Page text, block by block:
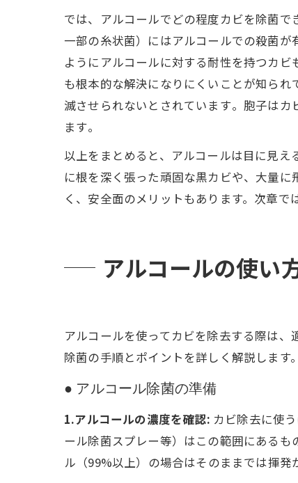
では、アルコールでどの程度カビを除菌
一部の糸状菌）にはアルコールでの殺菌
ようにアルコールに対する耐性を持つカ
も根本的な解決になりにくいことが知ら
滅させられないとされています​。胞子は
ます​。
以上をまとめると、アルコールは目に見
に根を深く張った頑固な黒カビや、大量
く、安全面のメリットもあります。次章で
アルコールの使い
アルコールを使ってカビを除去する際は
除菌の手順とポイントを詳しく解説します。
● アルコール除菌の準備
1.アルコールの濃度を確認: カビ除去に使
ール除菌スプレー等）はこの範囲にある
ル（99%以上）の場合はそのままでは揮発